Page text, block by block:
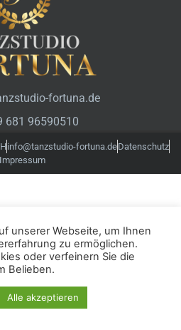
fortuna.de
681 96590510
info@tanzstudio-fortuna.deDatenschutz
Impressum
unserer Webseite, um Ihnen
zu ermöglichen.
oder verfeinern Sie die
Belieben.
Alle akzeptieren